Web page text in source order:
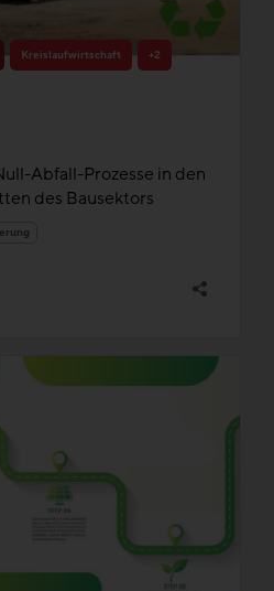
Kreislaufwirtschaft +2
Abfall-Prozesse in den
des Bausektors